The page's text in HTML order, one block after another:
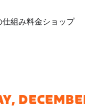
組み料金ショップ